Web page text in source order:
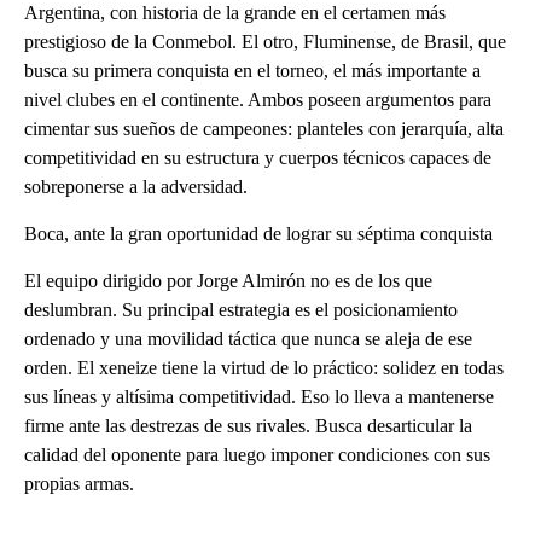
Argentina, con historia de la grande en el certamen más
prestigioso de la Conmebol. El otro, Fluminense, de Brasil, que
busca su primera conquista en el torneo, el más importante a
nivel clubes en el continente. Ambos poseen argumentos para
cimentar sus sueños de campeones: planteles con jerarquía, alta
competitividad en su estructura y cuerpos técnicos capaces de
sobreponerse a la adversidad.
Boca, ante la gran oportunidad de lograr su séptima conquista
El equipo dirigido por Jorge Almirón no es de los que
deslumbran. Su principal estrategia es el posicionamiento
ordenado y una movilidad táctica que nunca se aleja de ese
orden. El xeneize tiene la virtud de lo práctico: solidez en todas
sus líneas y altísima competitividad. Eso lo lleva a mantenerse
firme ante las destrezas de sus rivales. Busca desarticular la
calidad del oponente para luego imponer condiciones con sus
propias armas.